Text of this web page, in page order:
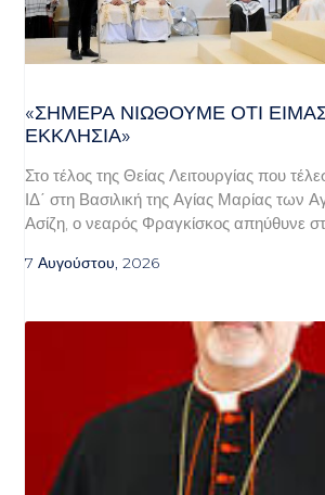
«ΣΉΜΕΡΑ ΝΙΏΘΟΥΜΕ ΌΤΙ
ΕΚΚΛΗΣΊΑ»
Στο τέλος της Θείας Λειτουργίας που
ΙΔ΄ στη Βασιλική της Αγίας Μαρίας των
Ασίζη, ο νεαρός Φραγκίσκος απηύθυνε
7 Αυγούστου, 2026